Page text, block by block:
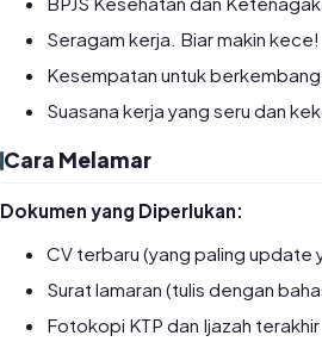
Seragam kerja. Biar makin kece!
Kesempatan untuk
Suasana kerja yang seru dan
Cara Melamar
Dokumen yang Diperlukan:
CV terbaru (yang paling update
Surat lamaran (tulis dengan
Fotokopi KTP dan Ijazah terakhir